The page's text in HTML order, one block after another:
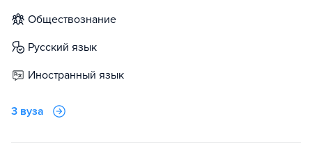
обществознание
русский язык
иностранный язык
3 вуза